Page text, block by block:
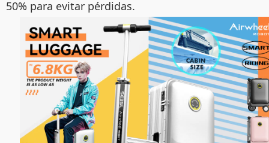
50% para evitar pérdidas.